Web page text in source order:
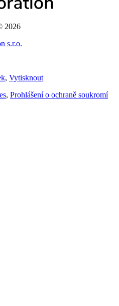
2026
s.r.o.
, Vytisknout
, Prohlášení o ochraně soukromí